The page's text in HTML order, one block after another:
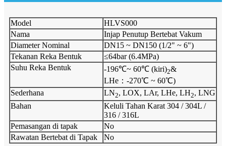
Model
HLVS000
Nama
Injap Penutup Bertebat Vakum
Diameter Nominal
DN15 ~ DN150 (1/2" ~ 6")
Tekanan Reka Bentuk
≤64bar (6.4MPa)
Suhu Reka Bentuk
-196℃~ 60℃ (kiri)2&
LHe：-270℃ ~ 60℃)
Sederhana
LN2, LOX, LAr, LHe, LH2, LNG
Bahan
Keluli Tahan Karat 304 / 304L /
316 / 316L
Pemasangan di tapak
No
Rawatan Bertebat di Tapak
No